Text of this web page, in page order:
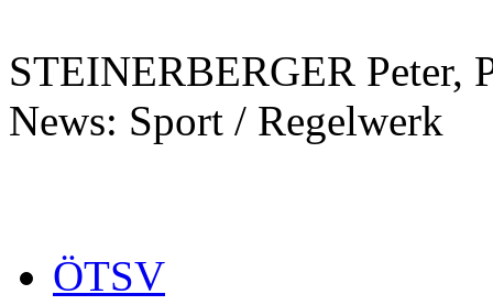
STEINERBERGER Peter,
News: Sport / Regelwerk
ÖTSV